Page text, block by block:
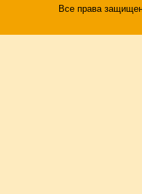
Все права